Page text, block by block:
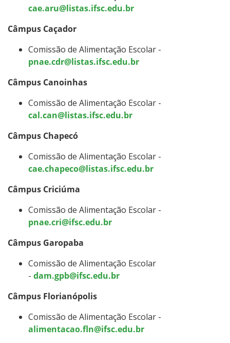
cae.aru@listas.ifsc.edu.br
Câmpus Caçador
Comissão de Alimentação Escolar -
pnae.cdr@listas.ifsc.edu.br
Câmpus Canoinhas
Comissão de Alimentação Escolar -
cal.can@listas.ifsc.edu.br
Câmpus Chapecó
Comissão de Alimentação Escolar -
cae.chapeco@listas.ifsc.edu.br
Câmpus Criciúma
Comissão de Alimentação Escolar -
pnae.cri@ifsc.edu.br
Câmpus Garopaba
Comissão de Alimentação Escolar
- dam.gpb@ifsc.edu.br
Câmpus Florianópolis
Comissão de Alimentação Escolar -
alimentacao.fln@ifsc.edu.br